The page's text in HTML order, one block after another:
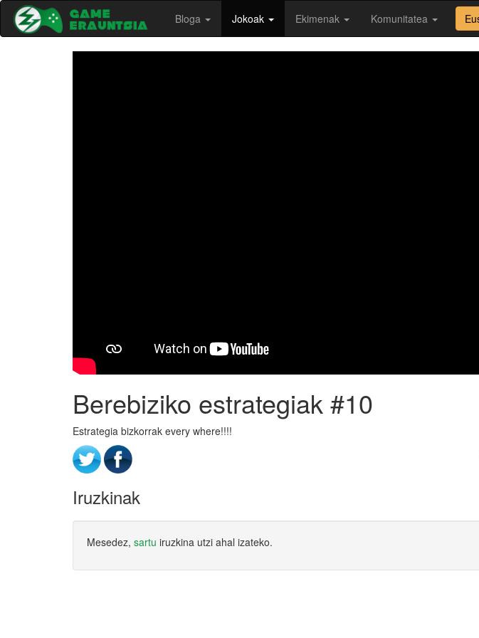
Bloga Jokoak Ekimenak Komunitatea
Berebiziko estrategiak #10
Estrategia bizkorrak every where!!!!
Iruzkinak
Mesedez, sartu iruzkina utzi ahal izateko.